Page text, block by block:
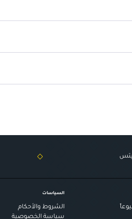
السياسات
الشروط والأحكام
سياسة الخصوصية